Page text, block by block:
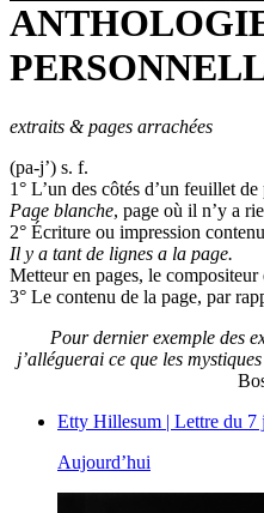
extraits & pages arrachées
(pa-j’) s. f.
1° L’un des côtés d’un feuillet
Page blanche, page où il n’y a
2° Écriture ou impression
Il y a tant de lignes a la page.
Metteur en pages, le
3° Le contenu de la page, par
Pour dernier exemple des
j’alléguerai ce que les
Etty Hillesum | Lettre du 7
Aujourd’hui